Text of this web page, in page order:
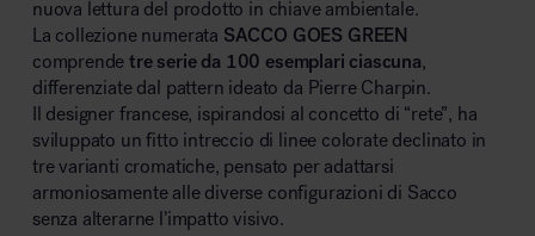
nuova lettura del prodotto in chiave ambientale.
La collezione numerata SACCO GOES GREEN
comprendetre serie da 100 esemplari ciascuna,
differenziate dal pattern ideato da Pierre Charpin.
Il designer francese, ispirandosi al concetto di “rete”, ha
sviluppato un fitto intreccio di linee colorate declinato in
tre varianti cromatiche, pensato per adattarsi
armoniosamente alle diverse configurazioni di Sacco
senza alterarne l’impatto visivo.